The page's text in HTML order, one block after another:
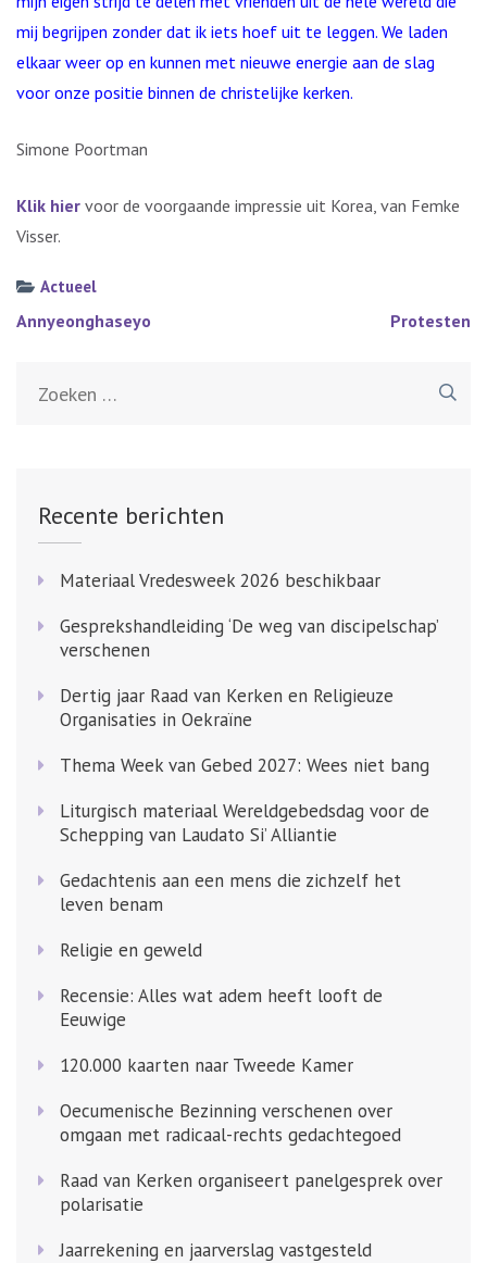
mij begrijpen zonder dat ik iets hoef uit te leggen. We laden
elkaar weer op en kunnen met nieuwe energie aan de slag
voor onze positie binnen de christelijke kerken.
Simone Poortman
Klik hier voor de voorgaande impressie uit Korea, van Femke
Visser.
Actueel
Bericht
Annyeonghaseyo Protesten
Recente berichten
Materiaal Vredesweek 2026 beschikbaar
Gesprekshandleiding ‘De weg van discipelschap’
verschenen
Dertig jaar Raad van Kerken en Religieuze
Organisaties in Oekraïne
Thema Week van Gebed 2027: Wees niet bang
Liturgisch materiaal Wereldgebedsdag voor de
Schepping van Laudato Si’ Alliantie
Gedachtenis aan een mens die zichzelf het
leven benam
Religie en geweld
Recensie: Alles wat adem heeft looft de
Eeuwige
120.000 kaarten naar Tweede Kamer
Oecumenische Bezinning verschenen over
omgaan met radicaal-rechts gedachtegoed
Raad van Kerken organiseert panelgesprek over
polarisatie
Jaarrekening en jaarverslag vastgesteld